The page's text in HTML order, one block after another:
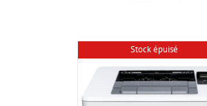
Stock épuisé